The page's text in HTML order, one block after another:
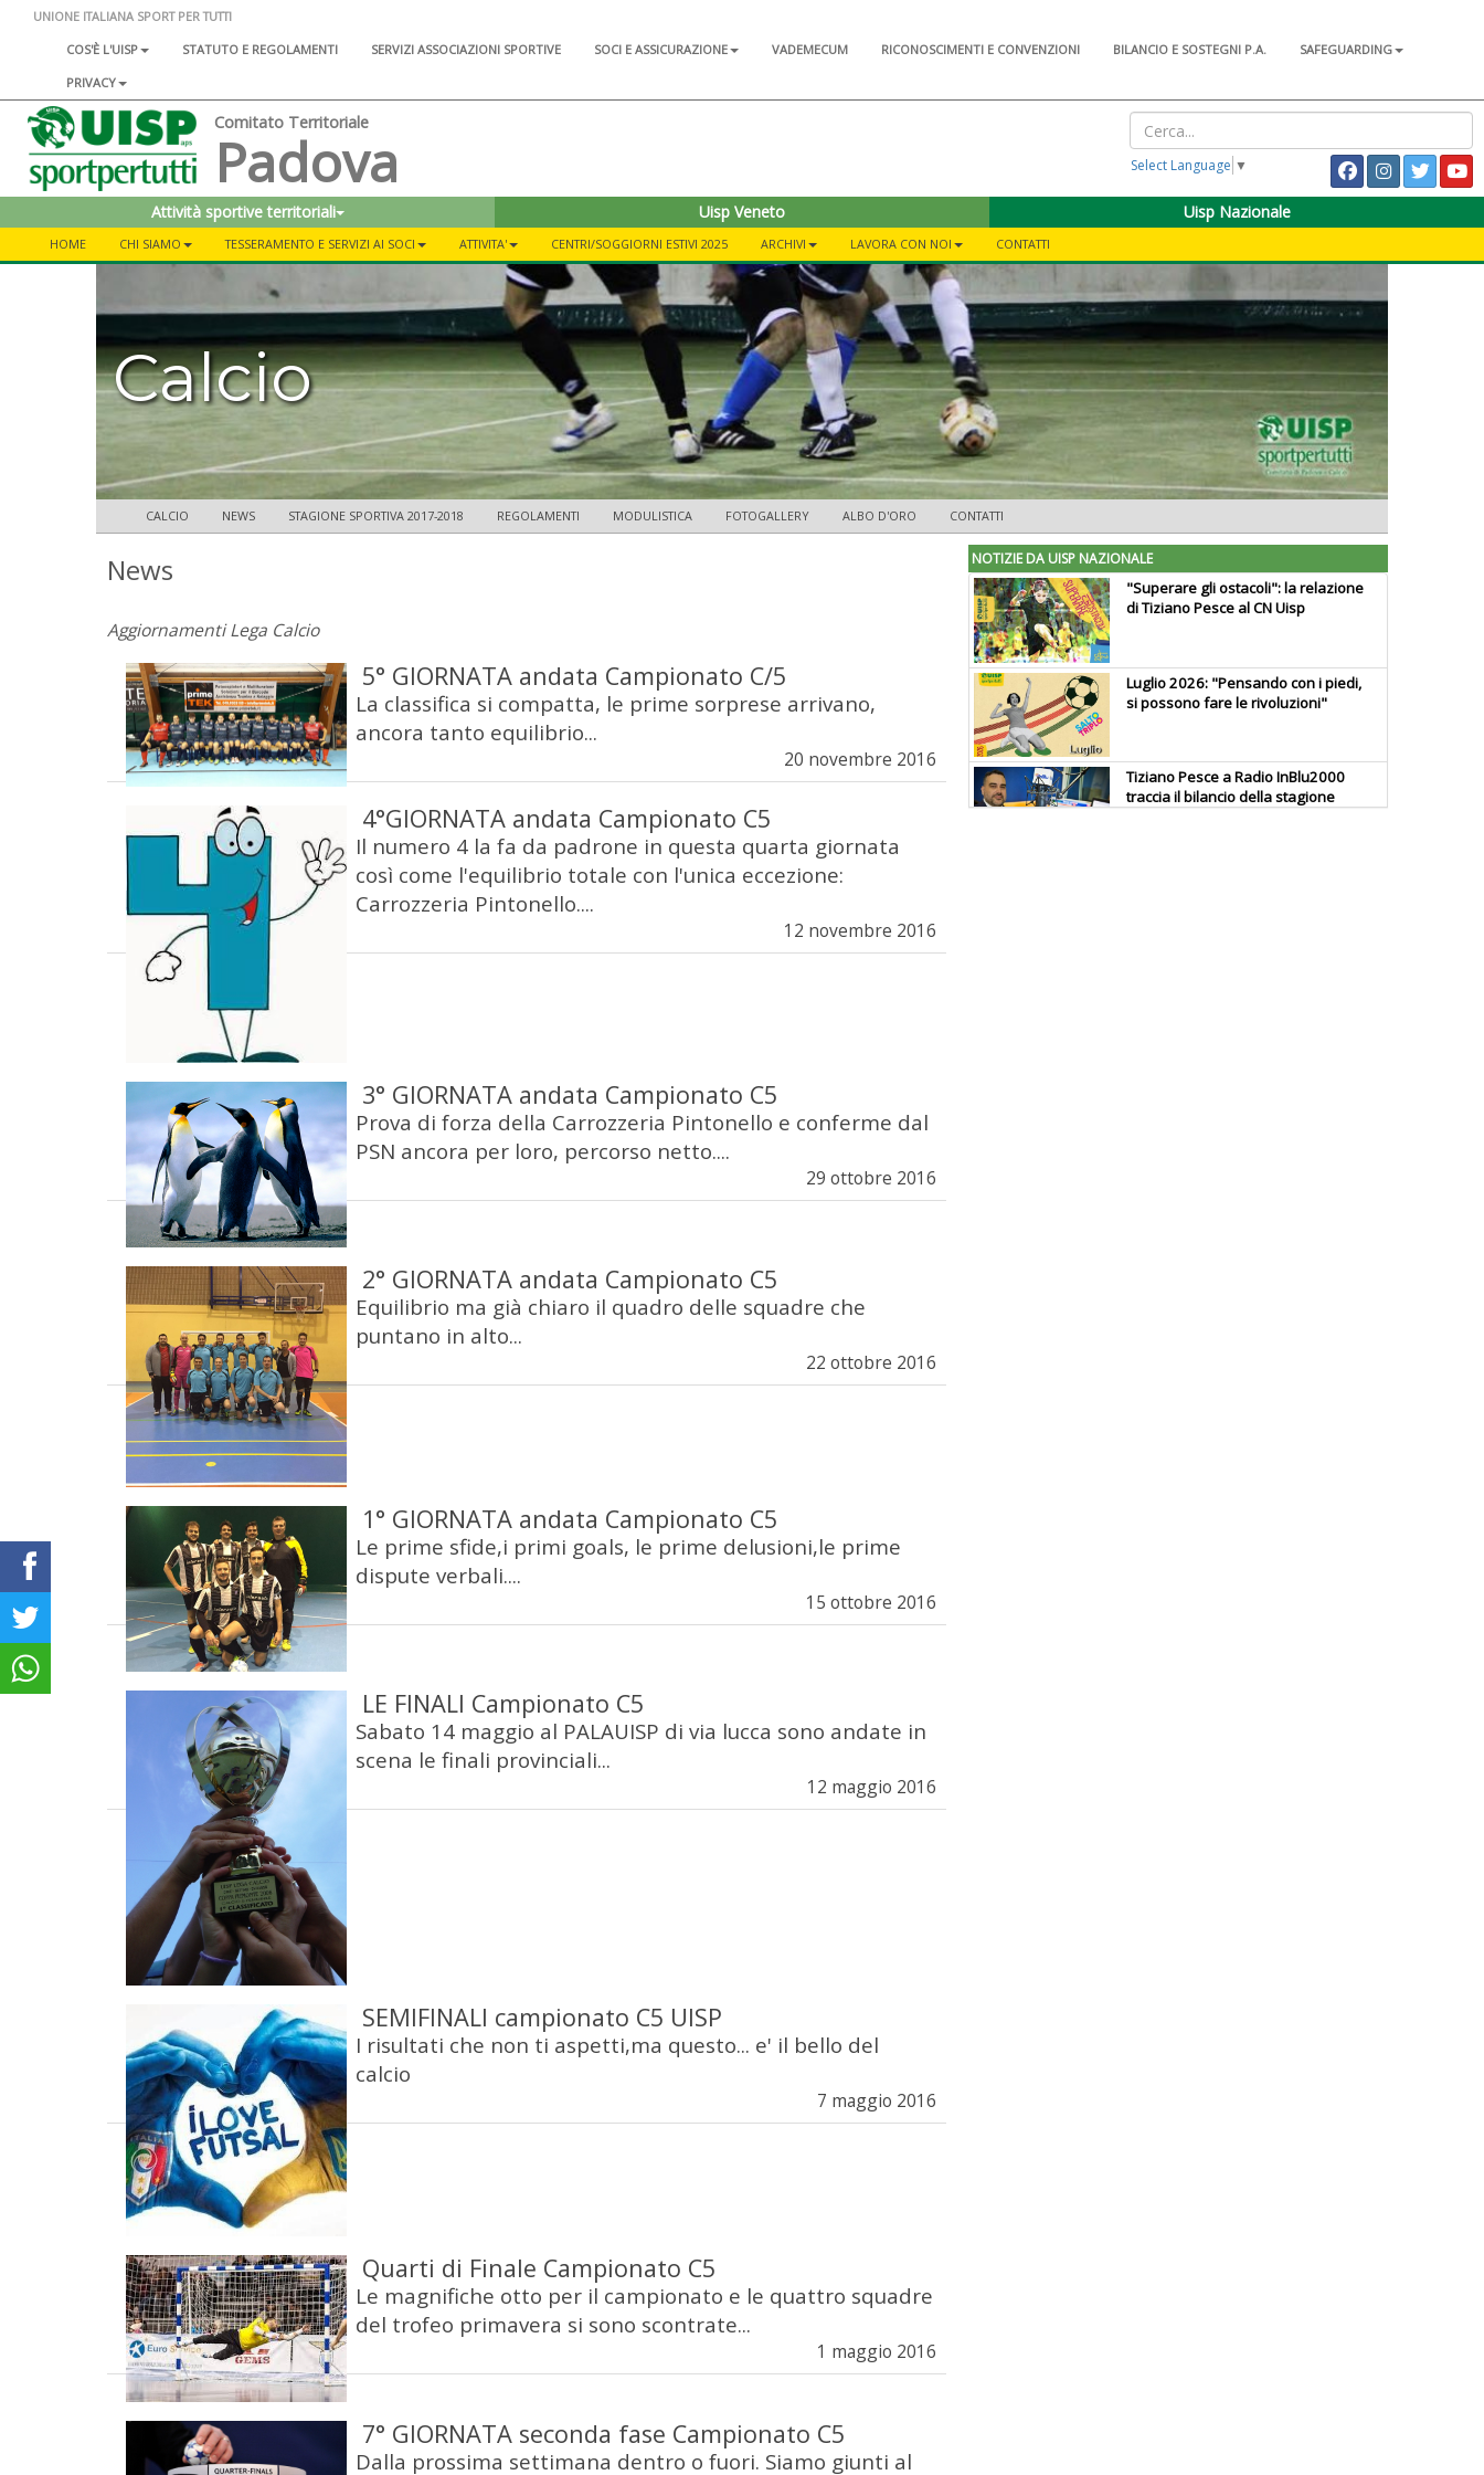
UNIONE ITALIANA SPORT PER TUTTI
COS'È L'UISP
STATUTO E REGOLAMENTI SERVIZI ASSOCIAZIONI SPORTIVE SOCI E ASSICURAZIONE VADEMECUM RICONOSCIMENTI E CONVENZIONI BILANCIO E SOSTEGNI P.A.
SAFEGUARDING
PRIVACY
Comitato Territoriale
Padova Select Language ▼
Attività sportive territoriali Uisp Veneto Uisp Nazionale
HOME CHI SIAMO TESSERAMENTO E SERVIZI AI SOCI ATTIVITA' CENTRI/SOGGIORNI ESTIVI 2025 ARCHIVI LAVORA CON NOI CONTATTI
Calcio
CALCIO NEWS STAGIONE SPORTIVA 2017-2018 REGOLAMENTI MODULISTICA FOTOGALLERY ALBO D'ORO CONTATTI
News
Aggiornamenti Lega Calcio
5° GIORNATA andata Campionato C/5
La classifica si compatta, le prime sorprese arrivano,
ancora tanto equilibrio...
20 novembre 2016
4°GIORNATA andata Campionato C5
Il numero 4 la fa da padrone in questa quarta giornata
così come l'equilibrio totale con l'unica eccezione:
Carrozzeria Pintonello....
12 novembre 2016
3° GIORNATA andata Campionato C5
Prova di forza della Carrozzeria Pintonello e conferme dal
PSN ancora per loro, percorso netto....
29 ottobre 2016
2° GIORNATA andata Campionato C5
Equilibrio ma già chiaro il quadro delle squadre che
puntano in alto...
22 ottobre 2016
1° GIORNATA andata Campionato C5
Le prime sfide,i primi goals, le prime delusioni,le prime
dispute verbali....
15 ottobre 2016
LE FINALI Campionato C5
Sabato 14 maggio al PALAUISP di via lucca sono andate in
scena le finali provinciali...
12 maggio 2016
SEMIFINALI campionato C5 UISP
I risultati che non ti aspetti,ma questo... e' il bello del
calcio
7 maggio 2016
Quarti di Finale Campionato C5
Le magnifiche otto per il campionato e le quattro squadre
del trofeo primavera si sono scontrate...
1 maggio 2016
7° GIORNATA seconda fase Campionato C5
Dalla prossima settimana dentro o fuori. Siamo giunti al
NOTIZIE DA UISP NAZIONALE
"Superare gli ostacoli": la relazione
di Tiziano Pesce al CN Uisp
Luglio 2026: "Pensando con i piedi,
si possono fare le rivoluzioni"
Tiziano Pesce a Radio InBlu2000
traccia il bilancio della stagione